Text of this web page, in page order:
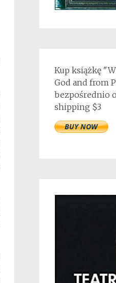
Kup książkę
God and from
bezpośrednio
shipping $3